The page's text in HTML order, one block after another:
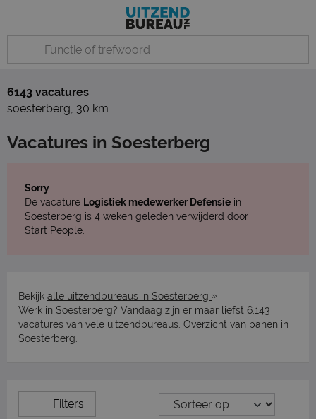
6143 vacatures
soesterberg, 30 km
Vacatures in Soesterberg
Sorry
De vacature Logistiek medewerker Defensie in
Soesterberg is 4 weken geleden verwijderd door
Start People.
Bekijk alle uitzendbureaus in Soesterberg »
Werk in Soesterberg? Vandaag zijn er maar liefst 6.143
vacatures van vele uitzendbureaus. Overzicht van banen in
Soesterberg
Filters